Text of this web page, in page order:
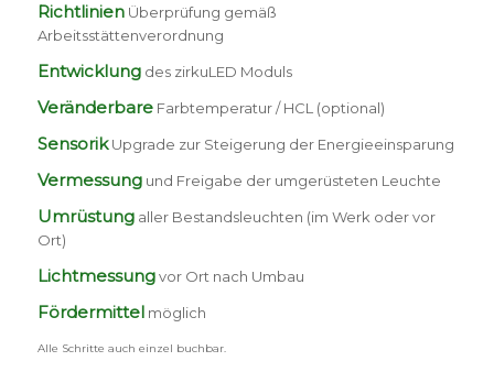
RichtlinienÜberprüfung gemäß
Arbeitsstättenverordnung
Entwicklungdes zirkuLED Moduls
VeränderbareFarbtemperatur / HCL (optional)
SensorikUpgrade zur Steigerung der Energieeinsparung
Vermessungund Freigabe der umgerüsteten Leuchte
Umrüstungaller Bestandsleuchten (im Werk oder vor
Ort)
Lichtmessungvor Ort nach Umbau
Fördermittel möglich
Alle Schritte auch einzel buchbar.